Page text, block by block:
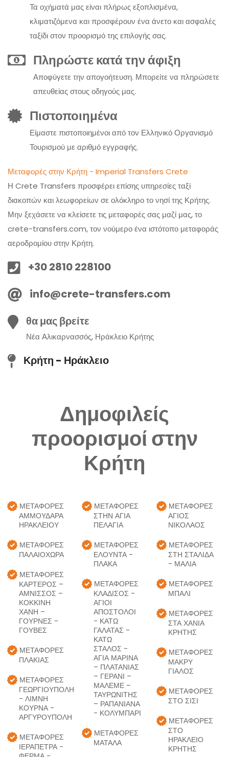
Τα οχήματά μας είναι πλήρως εξοπλισμένα,
κλιματιζόμενα και προσφέρουν ένα άνετο και ασφαλές
ταξίδι στον προορισμό της επιλογής σας.
Πληρώστε κατά την άφιξη
Αποφύγετε την απογοήτευση. Μπορείτε να πληρώσετε
απευθείας στους οδηγούς μας.
Πιστοποιημένα
Είμαστε πιστοποιημένοι από τον Ελληνικό Οργανισμό
Τουρισμού με αριθμό εγγραφής.
Μεταφορές στην Κρήτη - Imperial Transfers Crete
Η Crete Transfers προσφέρει επίσης υπηρεσίες ταξί
διακοπών και λεωφορείων σε ολόκληρο το νησί της Κρήτης.
Μην ξεχάσετε να κλείσετε τις μεταφορές σας μαζί μας, το
crete-transfers.com, τον νούμερο ένα ιστότοπο μεταφοράς
αεροδρομίου στην Κρήτη.
+30 2810 228100
info@crete-transfers.com
θα μας βρείτε
Νέα Αλικαρνασσός, Ηράκλειο Κρήτης
Κρήτη - Ηράκλειο
Δημοφιλείς
προορισμοί στην
Κρήτη
ΜΕΤΑΦΟΡΈΣ
ΑΜΜΟΥΔΑΡΑ
ΗΡΑΚΛΕΙΟΥ
ΜΕΤΑΦΟΡΈΣ
ΠΑΛΑΙΟΧΩΡΑ
ΜΕΤΑΦΟΡΈΣ
ΚΑΡΤΕΡΟΣ –
ΑΜΝΙΣΣΟΣ –
ΚΟΚΚΙΝΗ
ΧΑΝΗ –
ΓΟΥΡΝΕΣ -
ΓΟΥΒΕΣ
ΜΕΤΑΦΟΡΈΣ
ΠΛΑΚΙΑΣ
ΜΕΤΑΦΟΡΈΣ
ΓΕΩΡΓΙΟΥΠΟΛΗ
- ΛΙΜΝΗ
ΚΟΥΡΝΑ -
ΑΡΓΥΡΟΥΠΟΛΗ
ΜΕΤΑΦΟΡΈΣ
ΙΕΡΑΠΕΤΡΑ -
ΜΕΤΑΦΟΡΈΣ
ΣΤΗΝ ΑΓΊΑ
ΠΕΛΑΓΊΑ
ΜΕΤΑΦΟΡΈΣ
ΕΛΟΥΝΤΑ -
ΠΛΑΚΑ
ΜΕΤΑΦΟΡΈΣ
ΚΛΑΔΙΣΌΣ -
ΆΓΙΟΙ
ΑΠΌΣΤΟΛΟΙ
- ΚΆΤΩ
ΓΑΛΑΤΆΣ -
ΚΆΤΩ
ΣΤΑΛΌΣ -
ΑΓΊΑ ΜΑΡΊΝΑ
– ΠΛΑΤΑΝΙΆΣ
– ΓΕΡΆΝΙ –
ΜΆΛΕΜΕ –
ΤΑΥΡΩΝΊΤΗΣ
– ΡΑΠΑΝΙΑΝΆ
- ΚΟΛΥΜΠΆΡΙ
ΜΕΤΑΦΟΡΈΣ
ΜΑΤΑΛΑ
ΜΕΤΑΦΟΡΈΣ
ΑΓΙΟΣ
ΝΙΚΟΛΑΟΣ
ΜΕΤΑΦΟΡΈΣ
ΣΤΗ ΣΤΑΛΊΔΑ
- ΜΆΛΙΑ
ΜΕΤΑΦΟΡΈΣ
ΜΠΑΛΙ
ΜΕΤΑΦΟΡΈΣ
ΣΤΑ ΧΑΝΙΆ
ΚΡΉΤΗΣ
ΜΕΤΑΦΟΡΈΣ
ΜΑΚΡΥ
ΓΙΑΛΟΣ
ΜΕΤΑΦΟΡΈΣ
ΣΤΟ ΣΊΣΙ
ΜΕΤΑΦΟΡΈΣ
ΣΤΟ
ΗΡΆΚΛΕΙΟ
ΚΡΉΤΗΣ